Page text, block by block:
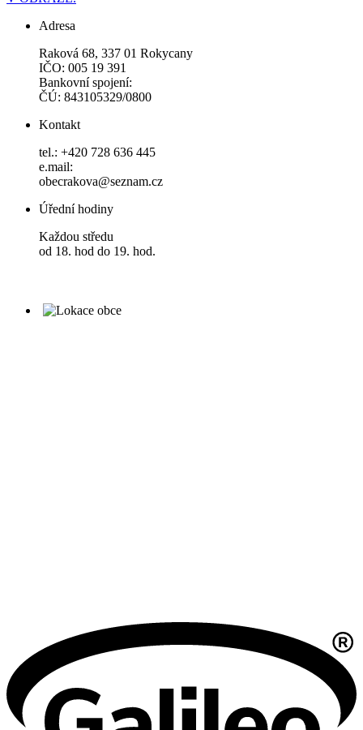
Adresa
Raková 68, 337 01 Rokycany
IČO: 005 19 391
Bankovní spojení:
ČÚ: 843105329/0800
Kontakt
tel.: +420 728 636 445
e.mail:
obecrakova@seznam.cz
Úřední hodiny
Každou středu
od 18. hod do 19. hod.